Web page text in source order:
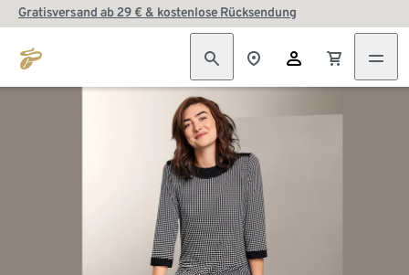
Gratisversand ab 29 € & kostenlose Rücksendung